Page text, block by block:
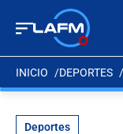
INICIO DEPORTES
Deportes